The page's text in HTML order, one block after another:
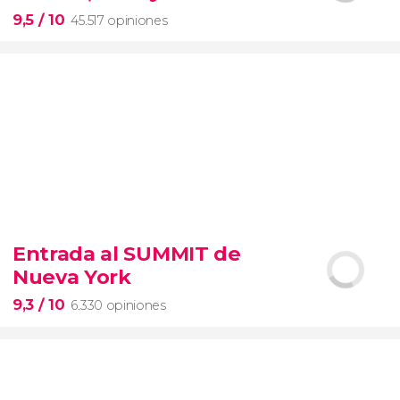
entrada preferente
9,5 / 10 45.517 opiniones
visita guiada por el Coliseo, Foro y Palatino
tour
en español
Entrada al SUMMIT de
Nueva York
9,3 / 10 6.330 opiniones